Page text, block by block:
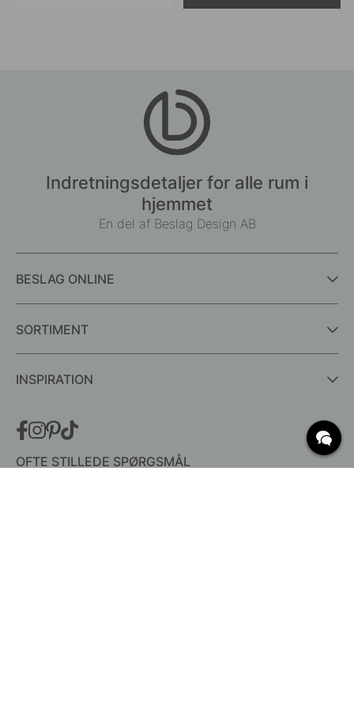
offentliggjort
Indretningsdetaljer for alle rum i
hjemmet
En del af Beslag Design AB
BESLAG ONLINE
SORTIMENT
INSPIRATION
OFTE STILLEDE SPØRGSMÅL